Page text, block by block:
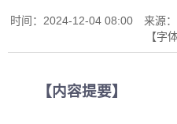
时间：2024-12-04 08:00 来源
【字
【内容提要】